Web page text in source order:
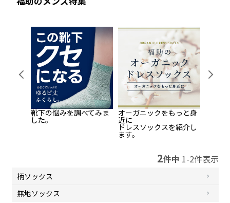
Pr
evi
靴下の悩みを調べてみま
した。
オーガニックをもっと身
近に
ドレスソックスを紹介し
ます。
Ne
xt
2件中 1-2件表示
柄ソックス
無地ソックス